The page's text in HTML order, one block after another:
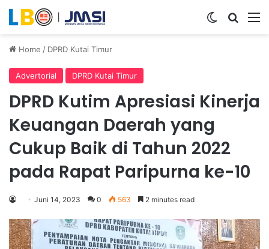
Switch skin
Home / DPRD Kutai Timur
Advertorial DPRD Kutai Timur
DPRD Kutim Apresiasi Kinerja
Keuangan Daerah yang
Cukup Baik di Tahun 2022
pada Rapat Paripurna ke-10
Juni 14, 2023 0 563 2 minutes read